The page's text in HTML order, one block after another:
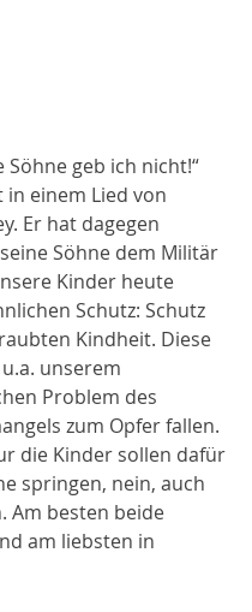
Söhne geb ich nicht!“
in einem Lied von
Er hat dagegen
Söhne dem Militär
Kinder heute
Schutz: Schutz
Kindheit. Diese
unserem
Problem des
zum Opfer fallen.
die Kinder sollen dafür
springen, nein, auch
Am besten beide
am liebsten in